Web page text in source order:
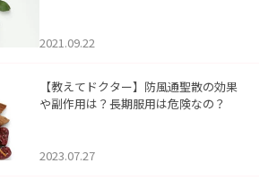
2021.09.22
【教えてドクター】防風通聖散の効果
や副作用は？長期服用は危険なの？
2023.07.27